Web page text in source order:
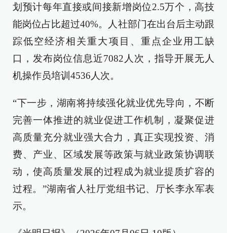
划预计每年直接或间接新增岗位2.5万个，高技
能岗位占比超过40%。人社部门在出台后主动跟
踪低空经济相关重大项目、重点企业用工缺
口，发布岗位信息近7082人次，指导开展无人
机操作员培训4536人次。
“下一步，湖南将持续强化就业优先导向，不断
完善一体推进的就业促进工作机制，凝聚促进
高质量充分就业强大合力，真正实现投资、消
费、产业、区域发展等政策与就业政策协调联
动，使高质量发展的过程成为就业提质扩容的
过程。”湖南省人社厅党组书记、厅长李永军表
示。